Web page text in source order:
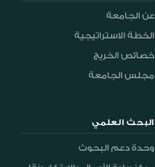
عن الجامعة
الخطة الاستراتيجية
خصائص الخريج
مجلس الجامعة
البحث العلمي
وحدة دعم البحوث